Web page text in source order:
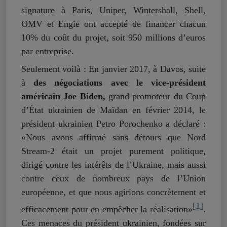
signature à Paris, Uniper, Wintershall, Shell,
OMV et Engie ont accepté de financer chacun
10% du coût du projet, soit 950 millions d’euros
par entreprise.
Seulement voilà : En janvier 2017, à Davos, suite
àdes négociations avec le vice-président
américain Joe Biden, grand promoteur du Coup
d’État ukrainien de Maïdan en février 2014, le
président ukrainien Petro Porochenko a déclaré :
«Nous avons affirmé sans détours que Nord
Stream-2 était un projet purement politique,
dirigé contre les intérêts de l’Ukraine, mais aussi
contre ceux de nombreux pays de l’Union
européenne, et que nous agirions concrètement et
efficacement pour en empêcher la réalisation»[1].
Ces menaces du président ukrainien, fondées sur